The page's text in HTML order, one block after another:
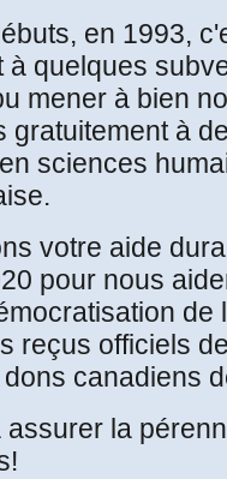
en 1993,
à quelques
mener à bien
gratuitement à
sciences
votre aide
pour nous
reçus officiels
canadiens
la